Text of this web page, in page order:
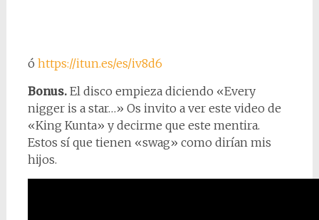
ó https://itun.es/es/iv8d6
Bonus. El disco empieza diciendo «Every
nigger is a star…» Os invito a ver este video de
«King Kunta» y decirme que este mentira.
Estos sí que tienen «swag» como dirían mis
hijos.